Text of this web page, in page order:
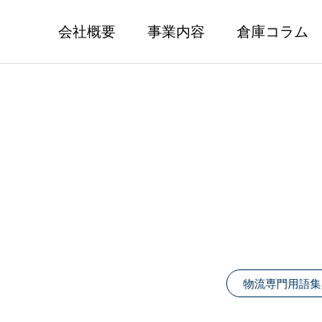
会社概要 事業内容 倉庫コラム
リーシングマネジメント(倉庫・工場)
し
物流倉庫移転マニュアル②｜賃貸
物流専門用語集